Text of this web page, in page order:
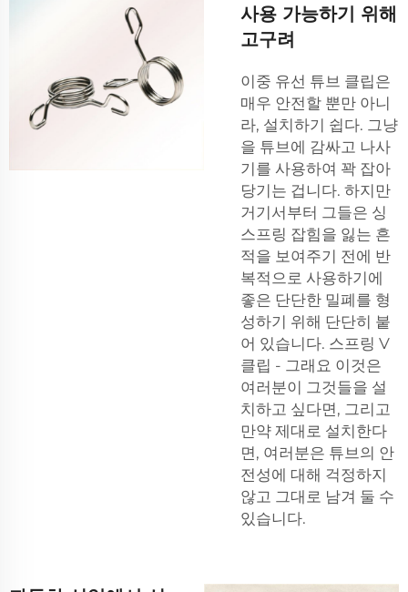
사용 가능하기 위해
고구려
이중 유선 튜브 클립은
매우 안전할 뿐만 아니
라, 설치하기 쉽다. 그냥
을 튜브에 감싸고 나사
기를 사용하여 꽉 잡아
당기는 겁니다. 하지만
거기서부터 그들은 싱
스프링 잡힘을 잃는 흔
적을 보여주기 전에 반
복적으로 사용하기에
좋은 단단한 밀폐를 형
성하기 위해 단단히 붙
어 있습니다. 스프링 V
클립 - 그래요 이것은
여러분이 그것들을 설
치하고 싶다면, 그리고
만약 제대로 설치한다
면, 여러분은 튜브의 안
전성에 대해 걱정하지
않고 그대로 남겨 둘 수
있습니다.